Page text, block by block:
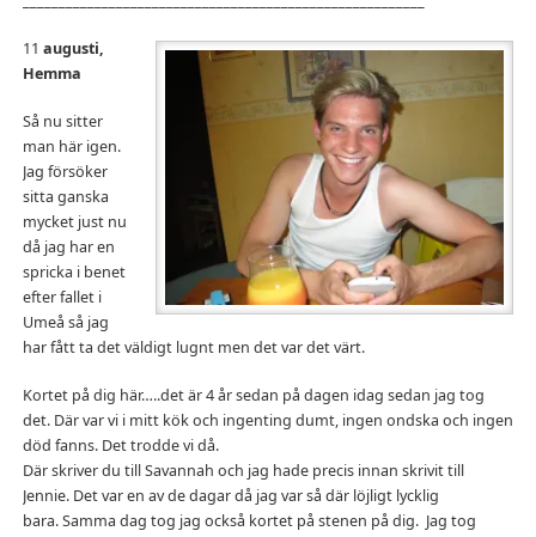
11 augusti,
Hemma
Så nu sitter
man här igen.
Jag försöker
sitta ganska
mycket just nu
då jag har en
spricka i benet
efter fallet i
Umeå så jag
har fått ta det väldigt lugnt men det var det värt.
Kortet på dig här…..det är 4 år sedan på dagen idag sedan jag tog
det. Där var vi i mitt kök och ingenting dumt, ingen ondska och ingen
död fanns. Det trodde vi då.
Där skriver du till Savannah och jag hade precis innan skrivit till
Jennie. Det var en av de dagar då jag var så där löjligt lycklig
bara. Samma dag tog jag också kortet på stenen på dig. Jag tog